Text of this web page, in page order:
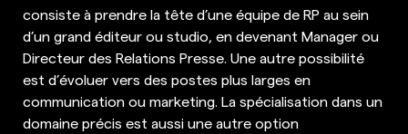
consiste à prendre la tête d’une équipe de RP au sein
d’un grand éditeur ou studio, en devenant Manager ou
Directeur des Relations Presse. Une autre possibilité
est d’évoluer vers des postes plus larges en
communication ou marketing. La spécialisation dans un
domaine précis est aussi une autre option